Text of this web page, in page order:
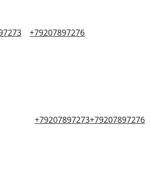
+79207897276
+79207897273+79207897276